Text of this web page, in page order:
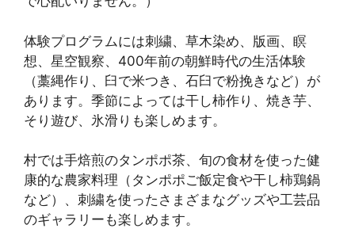
体験プログラムには刺繍、草木染め、版画、瞑
想、星空観察、400年前の朝鮮時代の生活体験
（藁縄作り、臼で米つき、石臼で粉挽きなど）が
あります。季節によっては干し柿作り、焼き芋、
そり遊び、氷滑りも楽しめます。
村では手焙煎のタンポポ茶、旬の食材を使った健
康的な農家料理（タンポポご飯定食や干し柿鶏鍋
など）、刺繍を使ったさまざまなグッズや工芸品
のギャラリーも楽しめます。